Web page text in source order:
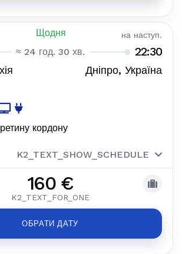
Щодня на наступ.
≈ 24 год. 30 хв. 22:30
Дніпро, Україна
кордону
K2_TEXT_SHOW_SCHEDULE
160 €
K2_TEXT_FOR_ONE
ОБРАТИ ДАТУ